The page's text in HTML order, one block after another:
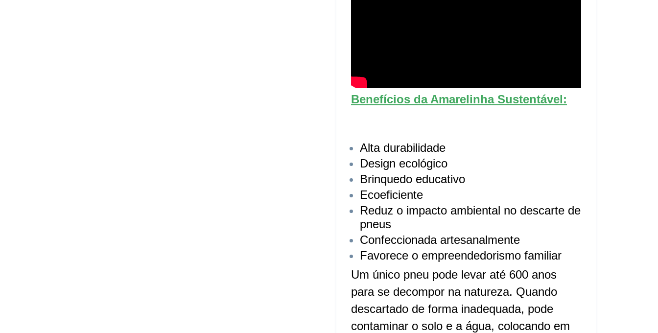
Benefícios da Amarelinha Sustentável:
Alta durabilidade
Design ecológico
Brinquedo educativo
Ecoeficiente
Reduz o impacto ambiental no descarte de
pneus
Confeccionada artesanalmente
Favorece o empreendedorismo familiar
Um único pneu pode levar até 600 anos
para se decompor na natureza. Quando
descartado de forma inadequada, pode
contaminar o solo e a água, colocando em